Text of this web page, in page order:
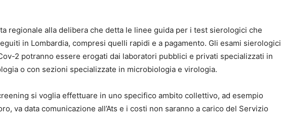
regionale alla delibera che detta le linee guida per i test sierologici che
in Lombardia, compresi quelli rapidi e a pagamento. Gli esami sierologici
2 potranno essere erogati dai laboratori pubblici e privati specializzati in
o con sezioni specializzate in microbiologia e virologia.
si voglia effettuare in uno specifico ambito collettivo, ad esempio
va data comunicazione all’Ats e i costi non saranno a carico del Servizio